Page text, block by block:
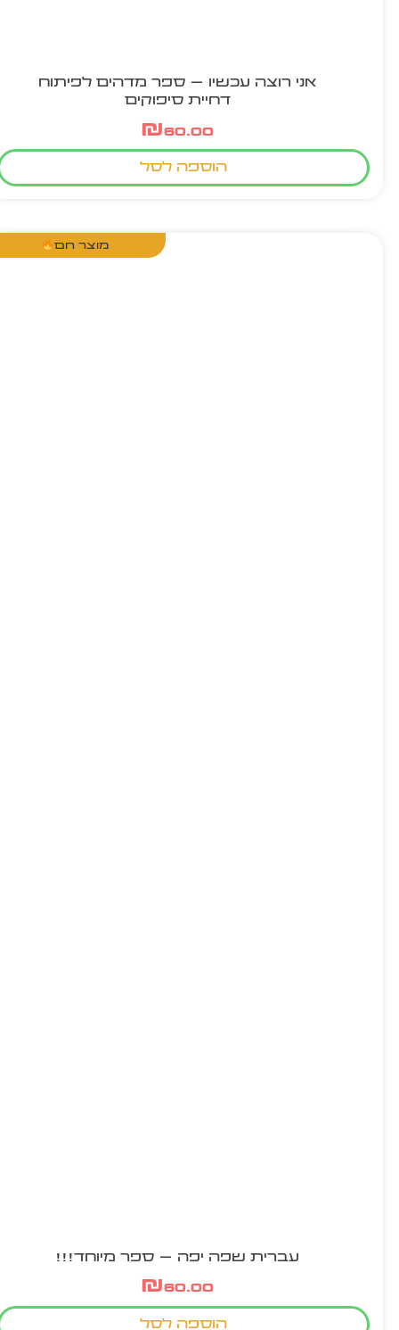
אני רוצה עכשיו – ספר מדהים לפיתוח
דחיית סיפוקים
₪60.00
הוספה לסל
מוצר חם
עברית שפה יפה – ספר מיוחד!!!
₪60.00
הוספה לסל